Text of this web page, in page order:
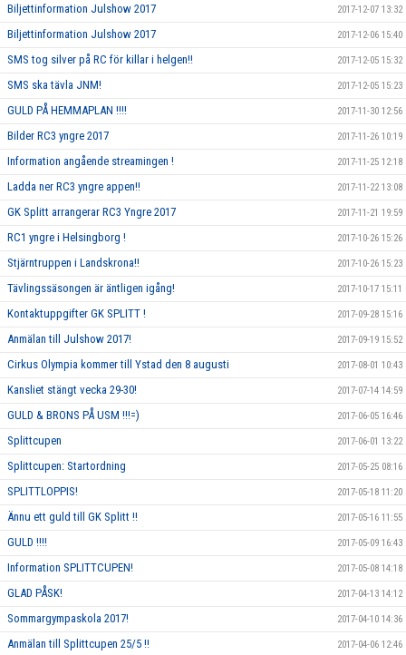
Biljettinformation Julshow 2017 2017-12-07 13:32
Biljettinformation Julshow 2017 2017-12-06 15:40
SMS tog silver på RC för killar i helgen!! 2017-12-05 15:32
SMS ska tävla JNM! 2017-12-05 15:23
GULD PÅ HEMMAPLAN !!!! 2017-11-30 12:56
Bilder RC3 yngre 2017 2017-11-26 10:19
Information angående streamingen ! 2017-11-25 12:18
Ladda ner RC3 yngre appen!! 2017-11-22 13:08
GK Splitt arrangerar RC3 Yngre 2017 2017-11-21 19:59
RC1 yngre i Helsingborg ! 2017-10-26 15:26
Stjärntruppen i Landskrona!! 2017-10-26 15:23
Tävlingssäsongen är äntligen igång! 2017-10-17 15:11
Kontaktuppgifter GK SPLITT ! 2017-09-28 15:16
Anmälan till Julshow 2017! 2017-09-19 15:52
Cirkus Olympia kommer till Ystad den 8 augusti 2017-08-01 10:43
Kansliet stängt vecka 29-30! 2017-07-14 14:59
GULD & BRONS PÅ USM !!!=) 2017-06-05 16:46
Splittcupen 2017-06-01 13:22
Splittcupen: Startordning 2017-05-25 08:16
SPLITTLOPPIS! 2017-05-18 11:20
Ännu ett guld till GK Splitt !! 2017-05-16 11:55
GULD !!!! 2017-05-09 16:43
Information SPLITTCUPEN! 2017-05-08 14:18
GLAD PÅSK! 2017-04-13 14:12
Sommargympaskola 2017! 2017-04-10 14:36
Anmälan till Splittcupen 25/5 !! 2017-04-06 12:46